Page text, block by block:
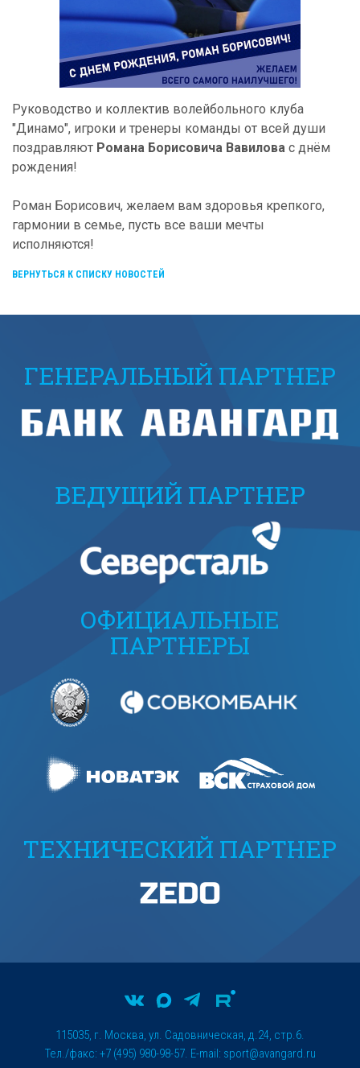
Руководство и коллектив волейбольного клуба
"Динамо", игроки и тренеры команды от всей души
поздравляют Романа Борисовича Вавилова с днём
рождения!
Роман Борисович, желаем вам здоровья крепкого,
гармонии в семье, пусть все ваши мечты
исполняются!
ВЕРНУТЬСЯ К СПИСКУ НОВОСТЕЙ
ГЕНЕРАЛЬНЫЙ ПАРТНЕР
ВЕДУЩИЙ ПАРТНЕР
ОФИЦИАЛЬНЫЕ
ПАРТНЕРЫ
ТЕХНИЧЕСКИЙ ПАРТНЕР
115035, г. Москва, ул. Садовническая, д.24, стр.6.
Тел./факс: +7 (495) 980-98-57. E-mail: sport@avangard.ru